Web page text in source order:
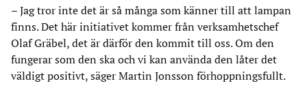
– Jag tror inte det är så många som känner till att lampan
finns. Det här initiativet kommer från verksamhetschef
Olaf Gräbel, det är därför den kommit till oss. Om den
fungerar som den ska och vi kan använda den låter det
väldigt positivt, säger Martin Jonsson förhoppningsfullt.